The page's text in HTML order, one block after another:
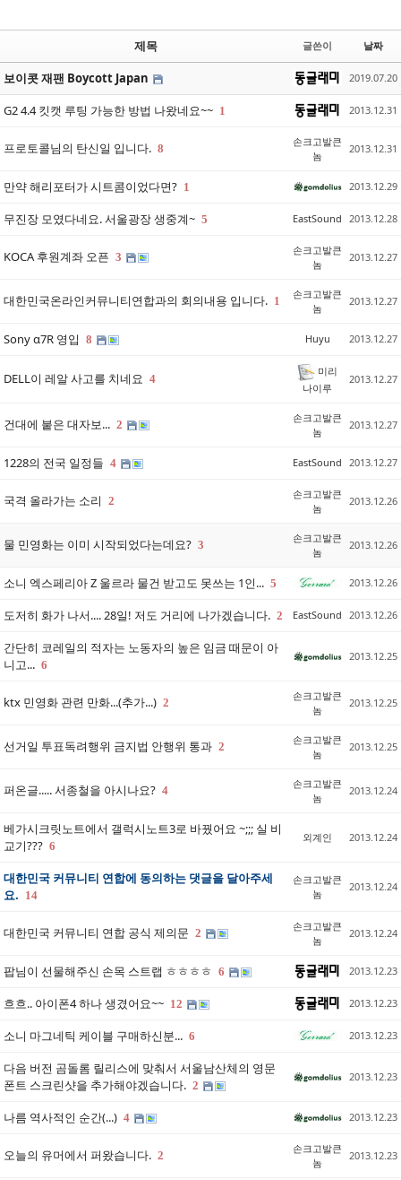
제목 글쓴이 날짜
보이콧 재팬 Boycott Japan 2019.07.20
G2 4.4 킷캣 루팅 가능한 방법 나왔네요~~ 1 2013.12.31
프로토콜님의 탄신일 입니다. 8
손크고발큰
놈
2013.12.31
만약 해리포터가 시트콤이었다면? 1 2013.12.29
무진장 모였다네요. 서울광장 생중계~ 5 EastSound 2013.12.28
KOCA 후원계좌 오픈 3
손크고발큰
놈
2013.12.27
대한민국온라인커뮤니티연합과의 회의내용 입니다. 1
손크고발큰
놈
2013.12.27
Sony α7R 영입 8 Huyu 2013.12.27
DELL이 레알 사고를 치네요 4
미리
나이루
2013.12.27
건대에 붙은 대자보... 2
손크고발큰
놈
2013.12.27
1228의 전국 일정들 4 EastSound 2013.12.27
국격 올라가는 소리 2
손크고발큰
놈
2013.12.26
물 민영화는 이미 시작되었다는데요? 3
손크고발큰
놈
2013.12.26
소니 엑스페리아 Z 울르라 물건 받고도 못쓰는 1인... 5 2013.12.26
도저히 화가 나서.... 28일! 저도 거리에 나가겠습니다. 2 EastSound 2013.12.26
간단히 코레일의 적자는 노동자의 높은 임금 때문이 아
니고... 6
2013.12.25
ktx 민영화 관련 만화...(추가...) 2
손크고발큰
놈
2013.12.25
선거일 투표독려행위 금지법 안행위 통과 2
손크고발큰
놈
2013.12.25
퍼온글..... 서종철을 아시나요? 4
손크고발큰
놈
2013.12.24
베가시크릿노트에서 갤럭시노트3로 바꿨어요 ~;;; 실 비
교기??? 6
외계인 2013.12.24
대한민국 커뮤니티 연합에 동의하는 댓글을 달아주세
요. 14
손크고발큰
놈
2013.12.24
대한민국 커뮤니티 연합 공식 제의문 2
손크고발큰
놈
2013.12.24
팝님이 선물해주신 손목 스트랩 ㅎㅎㅎㅎ 6 2013.12.23
흐흐.. 아이폰4 하나 생겼어요~~ 12 2013.12.23
소니 마그네틱 케이블 구매하신분... 6 2013.12.23
다음 버전 곰돌롬 릴리스에 맞춰서 서울남산체의 영문
폰트 스크린샷을 추가해야겠습니다. 2
2013.12.23
나름 역사적인 순간(...) 4 2013.12.23
오늘의 유머에서 퍼왔습니다. 2
손크고발큰
놈
2013.12.23